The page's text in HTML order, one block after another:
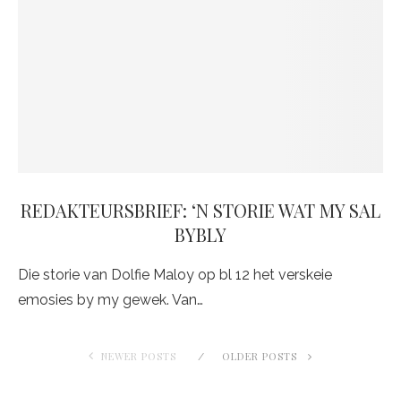
REDAKTEURSBRIEF: ‘N STORIE WAT MY SAL
BYBLY
Die storie van Dolfie Maloy op bl 12 het verskeie
emosies by my gewek. Van…
NEWER POSTS OLDER POSTS